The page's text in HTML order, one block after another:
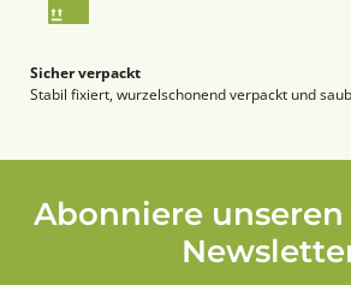
Sicher verpackt
Stabil fixiert, wurzelschonend verpackt und
Abonniere